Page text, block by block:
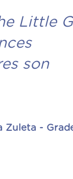
viene
sentir
y lo
en el
mamá de